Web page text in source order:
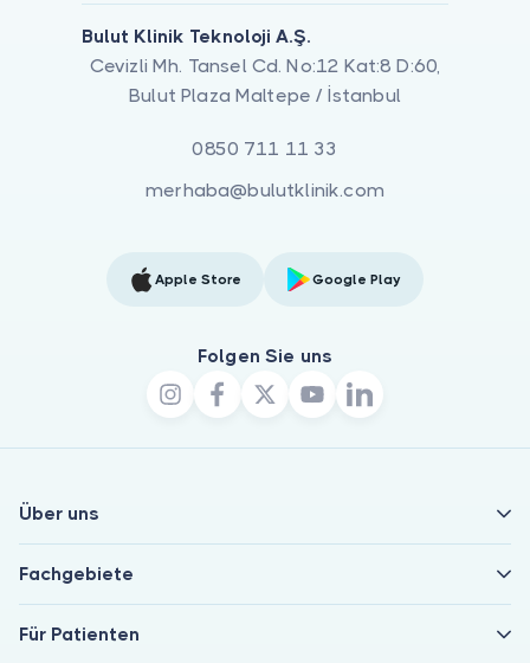
Bulut Klinik Teknoloji A.Ş.
Cevizli Mh. Tansel Cd. No:12 Kat:8 D:60,
Bulut Plaza Maltepe / İstanbul
0850 711 11 33
merhaba@bulutklinik.com
Apple Store Google Play
Folgen Sie uns
Über uns
Fachgebiete
Für Patienten